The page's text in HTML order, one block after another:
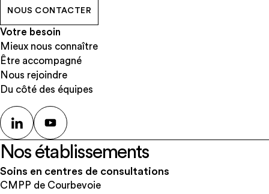
NOUS CONTACTER
Votre besoin
Mieux nous connaître
Être accompagné
Nous rejoindre
Du côté des équipes
Nos établissements
Soins en centres de consultations
CMPP de Courbevoie